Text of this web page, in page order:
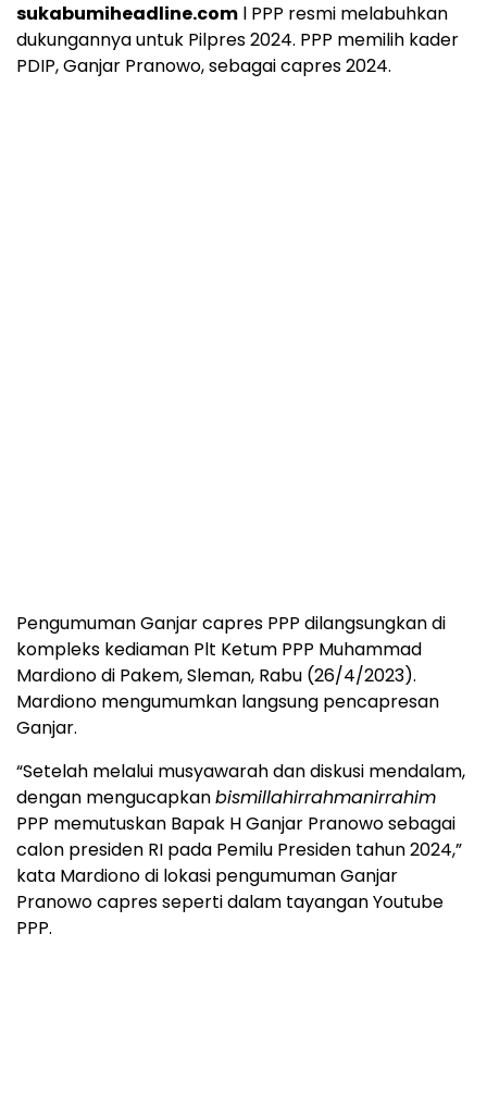
sukabumiheadline.com l PPP resmi melabuhkan
dukungannya untuk Pilpres 2024. PPP memilih kader
PDIP, Ganjar Pranowo, sebagai capres 2024.
Pengumuman Ganjar capres PPP dilangsungkan di
kompleks kediaman Plt Ketum PPP Muhammad
Mardiono di Pakem, Sleman, Rabu (26/4/2023).
Mardiono mengumumkan langsung pencapresan
Ganjar.
“Setelah melalui musyawarah dan diskusi mendalam,
dengan mengucapkanbismillahirrahmanirrahim
PPP memutuskan Bapak H Ganjar Pranowo sebagai
calon presiden RI pada Pemilu Presiden tahun 2024,”
kata Mardiono di lokasi pengumuman Ganjar
Pranowo capres seperti dalam tayangan Youtube
PPP.